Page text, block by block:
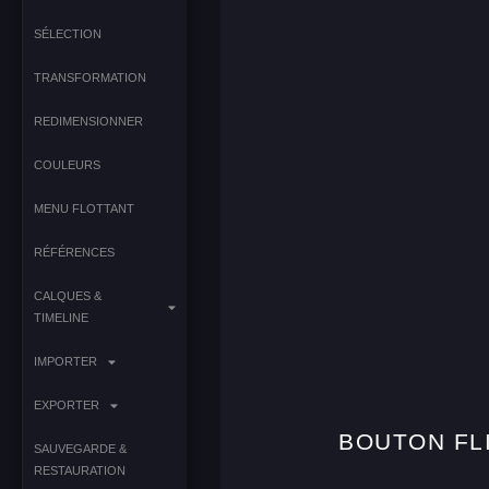
SÉLECTION
TRANSFORMATION
REDIMENSIONNER
COULEURS
MENU FLOTTANT
RÉFÉRENCES
CALQUES &
TIMELINE
IMPORTER
EXPORTER
SAUVEGARDE &
RESTAURATION
BOUTON